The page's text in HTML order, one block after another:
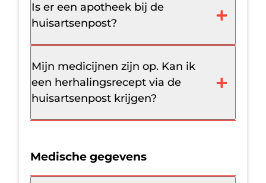
Is er een apotheek bij de
huisartsenpost?
Mijn medicijnen zijn op. Kan ik
een herhalingsrecept via de
huisartsenpost krijgen?
Medische gegevens